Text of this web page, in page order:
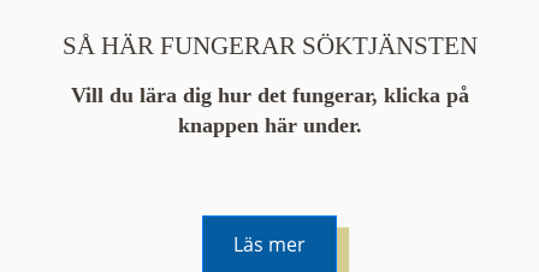
SÅ HÄR FUNGERAR SÖKTJÄNSTEN
Vill du lära dig hur det fungerar, klicka på
knappen här under.
Läs mer